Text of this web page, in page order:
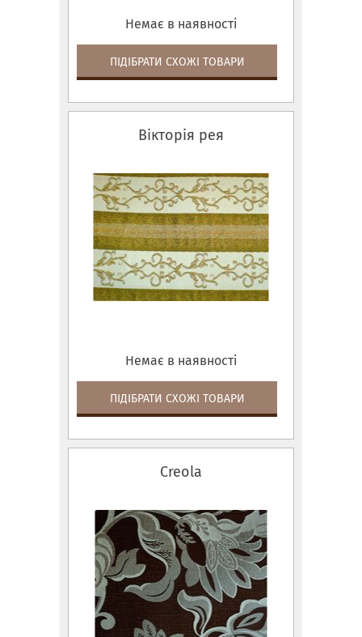
Немає в наявності
ПІДІБРАТИ СХОЖІ ТОВАРИ
Вікторія рея
Немає в наявності
ПІДІБРАТИ СХОЖІ ТОВАРИ
Creola